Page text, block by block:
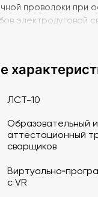
проволоки при
электродуговой
соединений
ручной
трехмерной
виртуальной
выбирать
сварки
возможности
ЛСТ-10
Образовательный и
аттестационный
сварщиков
с VR